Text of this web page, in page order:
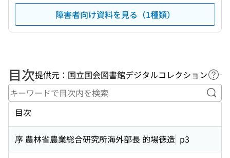
障害者向け資料を見る（1種類）
目次提供元：国立国会図書館デジタルコレクション ヘ
キ
目次
序 農林省農業総合研究所海外部長 的場徳造 p3